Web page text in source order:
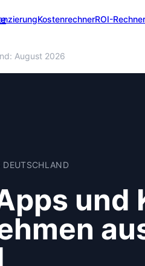
KostenrechnerROI-Rechner
August 2026
DEUTSCHLAND
und